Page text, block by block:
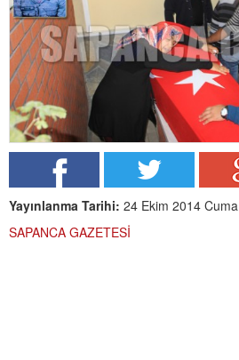
Yayınlanma Tarihi: 24 Ekim 2014 Cuma
SAPANCA GAZETESİ